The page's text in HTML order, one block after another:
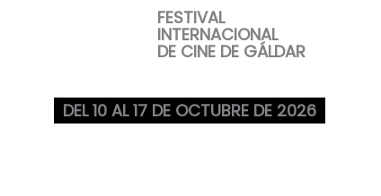
FESTIVAL
INTERNACIONAL
DE CINE DE GÁLDAR
DEL 10 AL 17 DE OCTUBRE DE 2026